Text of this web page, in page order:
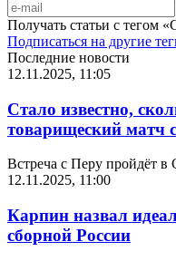
Получать статьи с тегом
Подписаться на другие
Последние новости
12.11.2025, 11:05
Стало известно,
товарищеский матч
Встреча с Перу пройдёт в
12.11.2025, 11:00
Карпин назвал
сборной России